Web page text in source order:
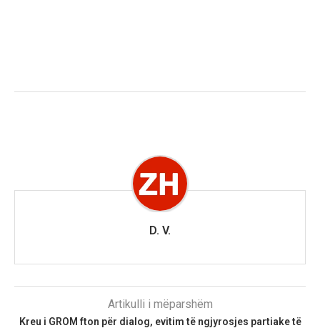
D. V.
Artikulli i mëparshëm
Kreu i GROM fton për dialog, evitim të ngjyrosjes partiake të